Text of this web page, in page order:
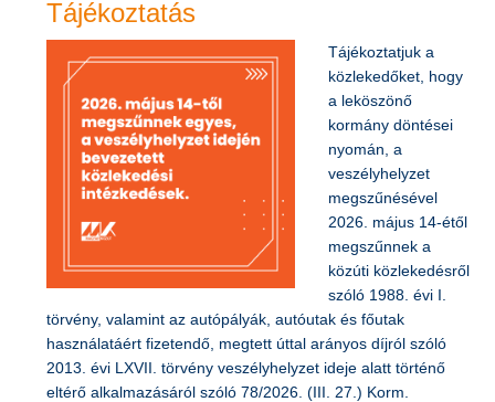
Tájékoztatás
Tájékoztatjuk a
közlekedőket, hogy
a leköszönő
kormány döntései
nyomán, a
veszélyhelyzet
megszűnésével
2026. május 14-étől
megszűnnek a
közúti közlekedésről
szóló 1988. évi I.
törvény, valamint az autópályák, autóutak és főutak
használatáért fizetendő, megtett úttal arányos díjról szóló
2013. évi LXVII. törvény veszélyhelyzet ideje alatt történő
eltérő alkalmazásáról szóló 78/2026. (III. 27.) Korm.